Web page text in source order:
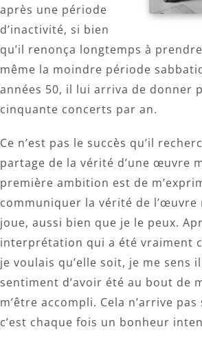
après une période
d’inactivité, si bien
qu’il renonça longtemps à
même la moindre période
années 50, il lui arriva de donner
cinquante concerts par an.
Ce n’est pas le succès qu’il
partage de la vérité d’une œuvre
première ambition est de
communiquer la vérité de l’œuvre
joue, aussi bien que je le peux.
interprétation qui a été vraiment
je voulais qu’elle soit, je me sens
sentiment d’avoir été au bout de
m’être accompli. Cela n’arrive
c’est chaque fois un bonheur